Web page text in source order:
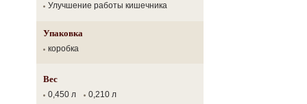
Улучшение работы кишечника
Упаковка
коробка
Вес
0,450 л 0,210 л